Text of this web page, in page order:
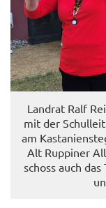
Land­rat Ralf
mit der
am
Alt Rup­pi­ner
schoss auch